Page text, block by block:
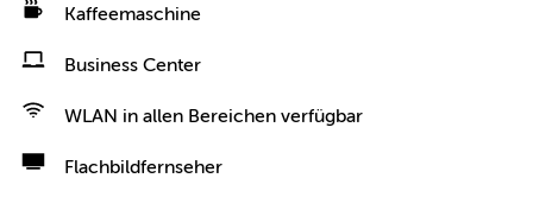
Kaffeemaschine
Business Center
WLAN in allen Bereichen verfügbar
Flachbildfernseher